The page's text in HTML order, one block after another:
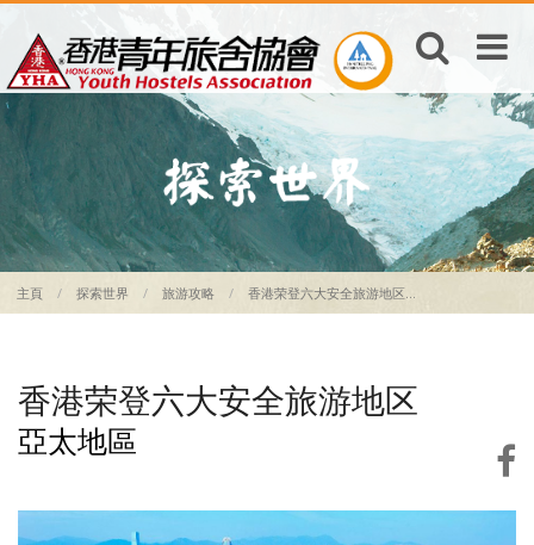
主頁 探索世界 旅游攻略 香港荣登六大安全旅游地区...
香港荣登六大安全旅游地区
亞太地區